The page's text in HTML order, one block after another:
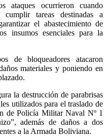
ataques ocurrieron cuando
cumplir tareas destinadas a
el abastecimiento de
insumos esenciales para la
de bloqueadores atacaron
materiales y poniendo en
la destrucción de parabrisas
utilizados para el traslado de
de Policía Militar Naval Nº 1
además de daños a dos
a la Armada Boliviana.